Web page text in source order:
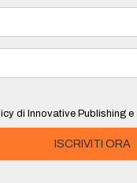
di Innovative Publishing
ISCRIVITI ORA